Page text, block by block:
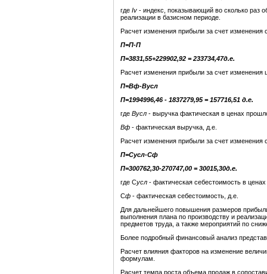
где Iv - индекс, показывающий во сколько раз
реализации в базисном периоде.
Расчет изменения прибыли за счет изменения
П=П-П
П=3831,55+229902,92 = 233734,47д.е.
Расчет изменения прибыли за счет изменения
П=Вф-Вусл
П=1994996,46 - 1837279,95 =157716,51 д.е.
где Вусл - выручка фактическая в ценах
Вф - фактическая выручка, д.е.
Расчет изменения прибыли за счет изменения
П=Сусл-Сф
П=300762,30-270747,00 =30015,30д.е.
где Сусл - фактическая себестоимость в
Сф - фактическая себестоимость, д.е.
Для дальнейшего повышения размеров
выполнения плана по производству и
предметов труда, а также мероприятий по
Более подробный финансовый анализ
Расчет влияния факторов на изменение
формулам.
Расчет темпа роста объема продаж в